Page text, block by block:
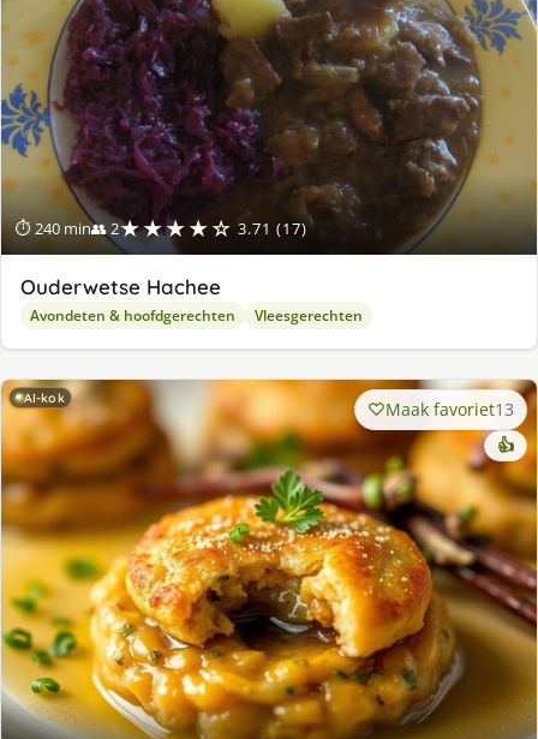
⏱ 240 min👥 2★★★★☆ 3.71 (17)
Ouderwetse Hachee
Avondeten & hoofdgerechten Vleesgerechten
AI-kok Maak favoriet13
👍